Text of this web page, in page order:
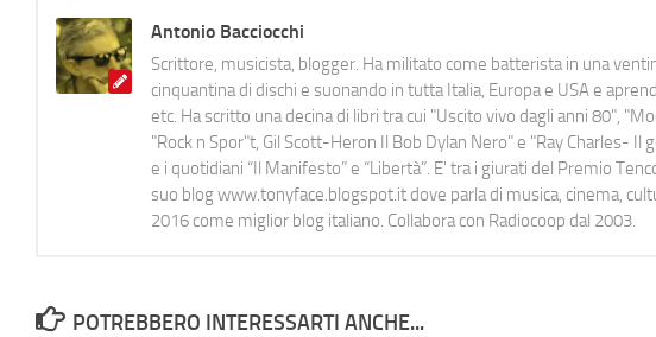
Antonio Bacciocchi
Scrittore, musicista, blogger. Ha militato come batterista in una
cinquantina di dischi e suonando in tutta Italia, Europa e USA e
etc. Ha scritto una decina di libri tra cui "Uscito vivo dagli anni 80",
"Rock n Spor"t, Gil Scott-Heron Il Bob Dylan Nero" e "Ray Charles- Il
e i quotidiani “Il Manifesto” e “Libertà”. E' tra i giurati del Premio
suo blog www.tonyface.blogspot.it dove parla di musica, cinema,
2016 come miglior blog italiano. Collabora con Radiocoop dal 2003.
POTREBBERO INTERESSARTI ANCHE...